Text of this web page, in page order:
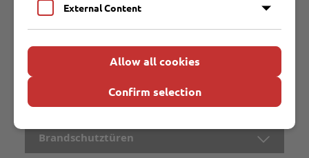
Blumentöpfe
Brandschutztüren
External Content
Allow all cookies
Confirm selection